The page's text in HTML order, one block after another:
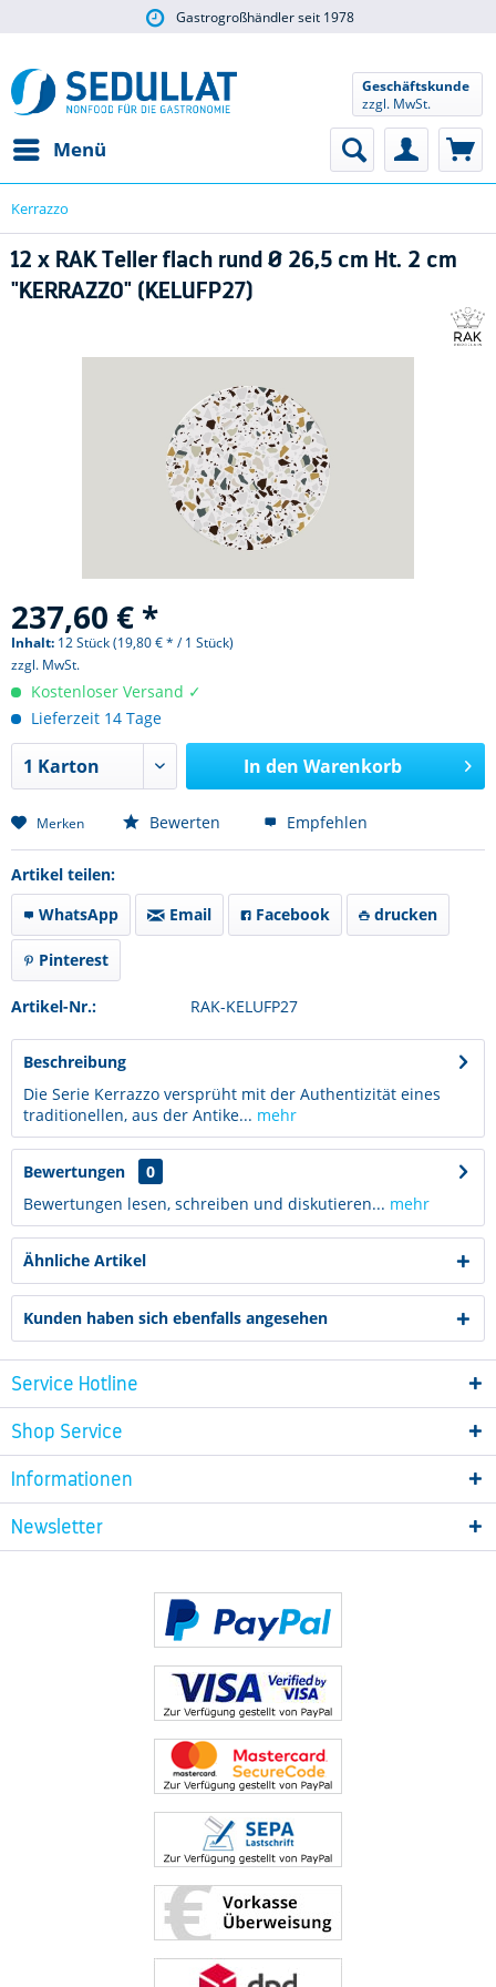
Gastrogroßhändler seit 1978
Menü
Geschäftskunde
zzgl. MwSt.
Kerrazzo
12 x RAK Teller flach rund Ø 26,5 cm Ht. 2 cm
"KERRAZZO" (KELUFP27)
237,60 € *
Inhalt: 12 Stück (19,80 € * / 1 Stück)
zzgl. MwSt.
Kostenloser Versand ✓
Lieferzeit 14 Tage
In den Warenkorb
Merken Bewerten Empfehlen
Artikel teilen:
WhatsApp
Email Facebook drucken
Pinterest
Artikel-Nr.: RAK-KELUFP27
Beschreibung
Die Serie Kerrazzo versprüht mit der Authentizität eines
traditionellen, aus der Antike... mehr
Bewertungen
0
Bewertungen lesen, schreiben und diskutieren... mehr
Ähnliche Artikel
Kunden haben sich ebenfalls angesehen
Service Hotline
Shop Service
Informationen
Newsletter